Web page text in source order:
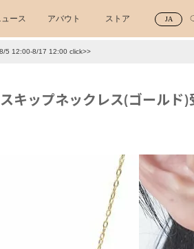
ュース アバウト ストア JA
映えアクセ
8/5 12:00-8/17 12:00 click>>
キップネックレス(ゴールド)